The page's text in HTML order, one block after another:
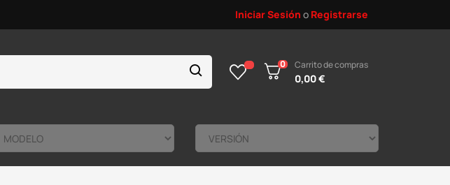
Iniciar Sesión o Registrarse
0 Carrito de compras
0,00 €